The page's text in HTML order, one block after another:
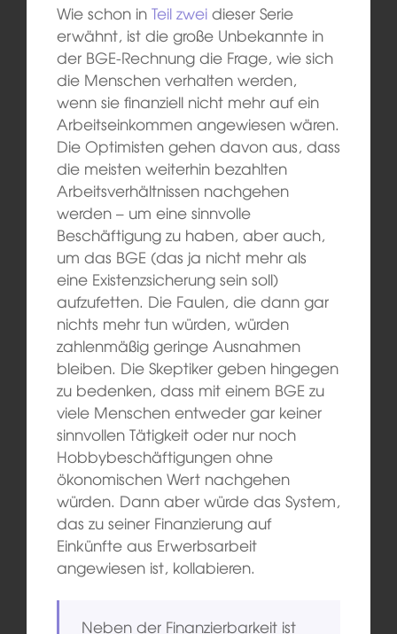
Wie schon in Teil zweidieser Serie
erwähnt, ist die große Unbekannte in
der BGE-Rechnung die Frage, wie sich
die Menschen verhalten werden,
wenn sie finanziell nicht mehr auf ein
Arbeitseinkommen angewiesen wären.
Die Optimisten gehen davon aus, dass
die meisten weiterhin bezahlten
Arbeitsverhältnissen nachgehen
werden – um eine sinnvolle
Beschäftigung zu haben, aber auch,
um das BGE (das ja nicht mehr als
eine Existenzsicherung sein soll)
aufzufetten. Die Faulen, die dann gar
nichts mehr tun würden, würden
zahlenmäßig geringe Ausnahmen
bleiben. Die Skeptiker geben hingegen
zu bedenken, dass mit einem BGE zu
viele Menschen entweder gar keiner
sinnvollen Tätigkeit oder nur noch
Hobbybeschäftigungen ohne
ökonomischen Wert nachgehen
würden. Dann aber würde das System,
das zu seiner Finanzierung auf
Einkünfte aus Erwerbsarbeit
angewiesen ist, kollabieren.
Neben der Finanzierbarkeit ist